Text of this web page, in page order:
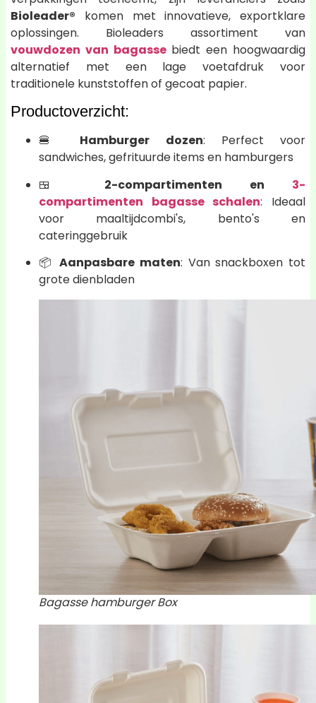
Bioleader® komen met innovatieve, exportklare
oplossingen. Bioleaders assortiment van
vouwdozen van bagassebiedt een hoogwaardig
alternatief met een lage voetafdruk voor
traditionele kunststoffen of gecoat papier.
Productoverzicht:
🍔 Hamburger dozen: Perfect voor
sandwiches, gefrituurde items en hamburgers
🍱 2-compartimenten en 3-
compartimenten bagasse schalen: Ideaal
voor maaltijdcombi's, bento's en
cateringgebruik
📦Aanpasbare maten: Van snackboxen tot
grote dienbladen
Bagasse hamburger Box